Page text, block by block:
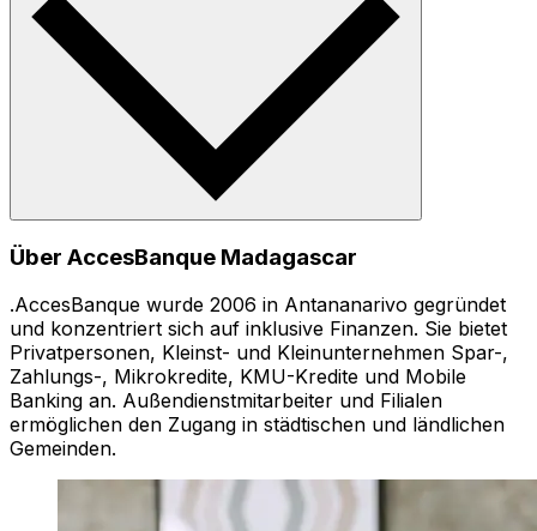
Über AccesBanque Madagascar
.AccesBanque wurde 2006 in Antananarivo gegründet
und konzentriert sich auf inklusive Finanzen. Sie bietet
Privatpersonen, Kleinst- und Kleinunternehmen Spar-,
Zahlungs-, Mikrokredite, KMU-Kredite und Mobile
Banking an. Außendienstmitarbeiter und Filialen
ermöglichen den Zugang in städtischen und ländlichen
Gemeinden.